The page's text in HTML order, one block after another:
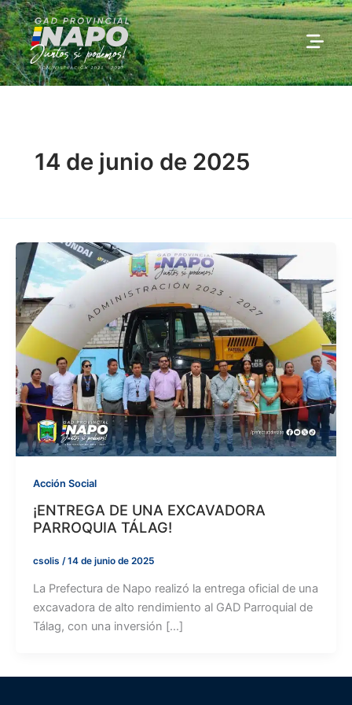
Ir
al
contenido
14 de junio de 2025
Acción Social
¡ENTREGA DE UNA EXCAVADORA
PARROQUIA TÁLAG!
csolis /14 de junio de 2025
La Prefectura de Napo realizó la entrega oficial de una
excavadora de alto rendimiento al GAD Parroquial de
Tálag, con una inversión […]